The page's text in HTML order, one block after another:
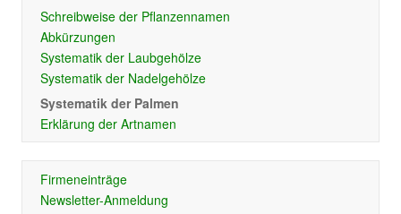
Schreibweise der Pflanzennamen
Abkürzungen
Systematik der Laubgehölze
Systematik der Nadelgehölze
Systematik der Palmen
Erklärung der Artnamen
Firmeneinträge
Newsletter-Anmeldung